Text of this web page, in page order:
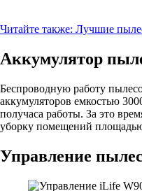
Читайте также: Лучшие
Аккумулятор
Беспроводную работу
аккумуляторов емкостью
получаса работы. За это
уборку помещений
Управление